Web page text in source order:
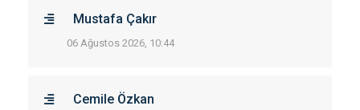
Mustafa Çakır
06 Ağustos 2026, 10:44
Cemile Özkan